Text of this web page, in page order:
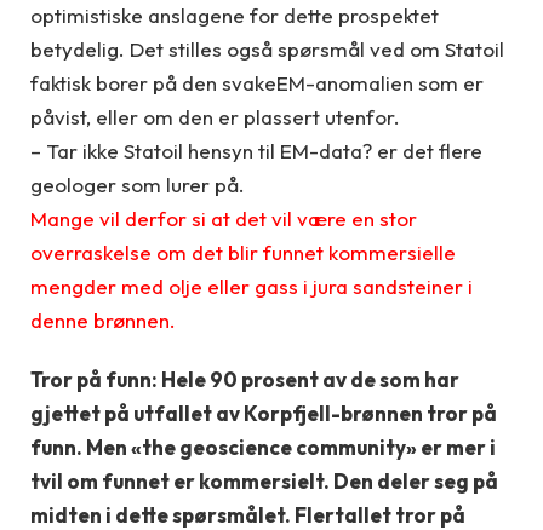
optimistiske anslagene for dette prospektet
betydelig. Det stilles også spørsmål ved om Statoil
faktisk borer på den svakeEM-anomalien som er
påvist, eller om den er plassert utenfor.
– Tar ikke Statoil hensyn til EM-data? er det flere
geologer som lurer på.
Mange vil derfor si at det vil være en stor
overraskelse om det blir funnet kommersielle
mengder med olje eller gass i jura sandsteiner i
denne brønnen.
Tror på funn: Hele 90 prosent av de som har
gjettet på utfallet av Korpfjell-brønnen tror på
funn. Men «the geoscience community» er mer i
tvil om funnet er kommersielt. Den deler seg på
midten i dette spørsmålet. Flertallet tror på